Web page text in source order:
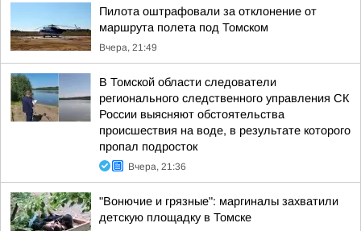
Пилота оштрафовали за отклонение от
маршрута полета под Томском
Вчера, 21:49
В Томской области следователи
регионального следственного управления СК
России выясняют обстоятельства
происшествия на воде, в результате которого
пропал подросток
Вчера, 21:36
"Вонючие и грязные": маргиналы захватили
детскую площадку в Томске